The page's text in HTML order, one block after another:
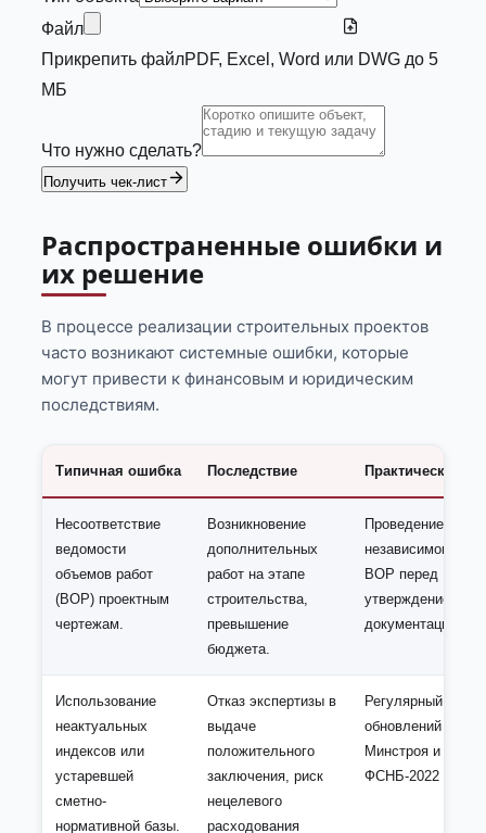
Файл
Прикрепить файлPDF, Excel, Word или DWG до 5
МБ
Что нужно сделать?
Получить чек-лист
Распространенные ошибки и
их решение
В процессе реализации строительных проектов
часто возникают системные ошибки, которые
могут привести к финансовым и юридическим
последствиям.
Типичная ошибка Последствие Практическое
Несоответствие
ведомости
объемов работ
(ВОР) проектным
чертежам.
Возникновение
дополнительных
работ на этапе
строительства,
превышение
бюджета.
Проведение
независимого
ВОР перед
утверждением
документации.
Использование
неактуальных
индексов или
устаревшей
сметно-
нормативной базы.
Отказ экспертизы в
выдаче
положительного
заключения, риск
нецелевого
расходования
Регулярный
обновлений
Минстроя и
ФСНБ-2022